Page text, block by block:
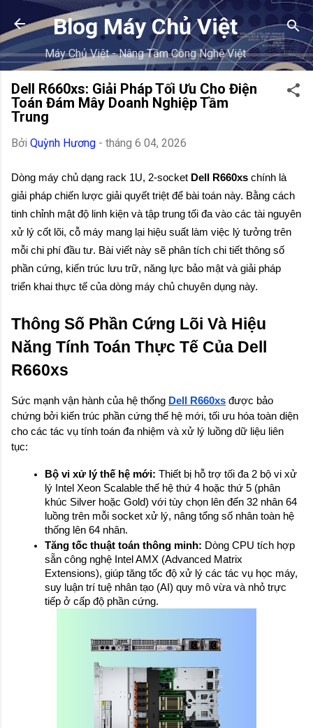
Chuyển đến nội dung chính
Blog Máy Chủ Việt
Máy Chủ Việt - Nâng Tầm Công Nghệ Việt
Dell R660xs: Giải Pháp Tối Ưu Cho Điện
Toán Đám Mây Doanh Nghiệp Tầm
Trung
Bởi Quỳnh Hương - tháng 6 04, 2026
Dòng máy chủ dạng rack 1U, 2-socket Dell R660xs chính là
giải pháp chiến lược giải quyết triệt để bài toán này. Bằng cách
tinh chỉnh mật độ linh kiện và tập trung tối đa vào các tài nguyên
xử lý cốt lõi, cỗ máy mang lại hiệu suất làm việc lý tưởng trên
mỗi chi phí đầu tư. Bài viết này sẽ phân tích chi tiết thông số
phần cứng, kiến trúc lưu trữ, năng lực bảo mật và giải pháp
triển khai thực tế của dòng máy chủ chuyên dụng này.
Thông Số Phần Cứng Lõi Và Hiệu
Năng Tính Toán Thực Tế Của Dell
R660xs
Sức mạnh vận hành của hệ thống Dell R660xs được bảo
chứng bởi kiến trúc phần cứng thế hệ mới, tối ưu hóa toàn diện
cho các tác vụ tính toán đa nhiệm và xử lý luồng dữ liệu liên
tục:
Bộ vi xử lý thế hệ mới: Thiết bị hỗ trợ tối đa 2 bộ vi xử
lý Intel Xeon Scalable thế hệ thứ 4 hoặc thứ 5 (phân
khúc Silver hoặc Gold) với tùy chọn lên đến 32 nhân 64
luồng trên mỗi socket xử lý, nâng tổng số nhân toàn hệ
thống lên 64 nhân.
Tăng tốc thuật toán thông minh: Dòng CPU tích hợp
sẵn công nghệ Intel AMX (Advanced Matrix
Extensions), giúp tăng tốc độ xử lý các tác vụ học máy,
suy luận trí tuệ nhân tạo (AI) quy mô vừa và nhỏ trực
tiếp ở cấp độ phần cứng.